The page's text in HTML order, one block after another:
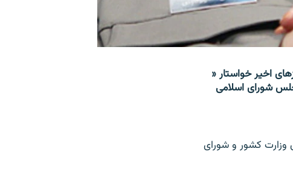
اخیر خواستار «
شورای اسلامی
وزارت کشور و شورای